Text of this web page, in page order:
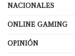
NACIONALES
ONLINE GAMING
OPINIÓN